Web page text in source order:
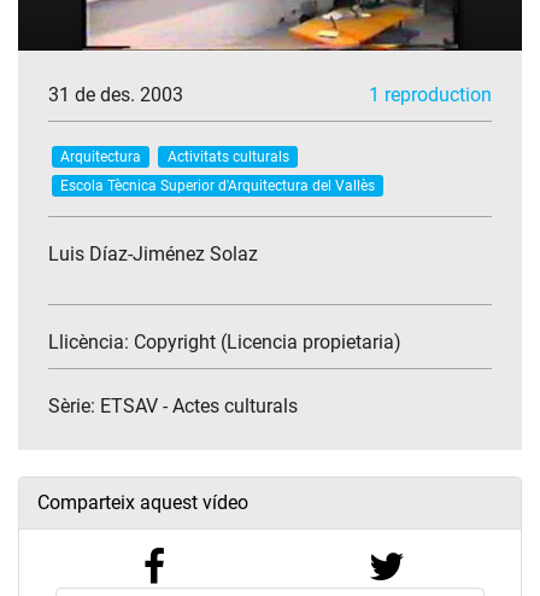
31 de des. 2003 1 reproduction
Arquitectura
Activitats culturals
Escola Tècnica Superior d'Arquitectura del Vallès
Luis Díaz-Jiménez Solaz
Llicència: Copyright (Licencia propietaria)
Sèrie: ETSAV - Actes culturals
Comparteix aquest vídeo